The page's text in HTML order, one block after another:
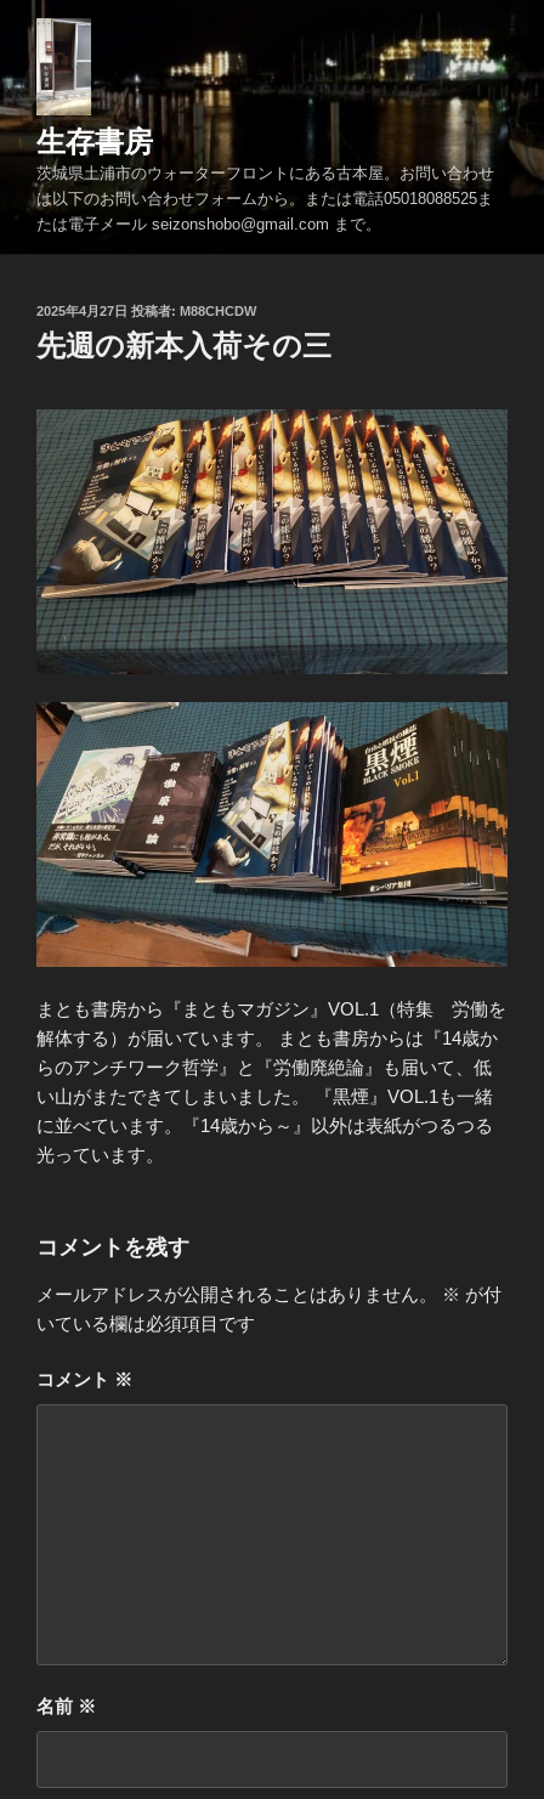
ン
ツ
生存書房
茨城県土浦市のウォーターフロントにある古本屋。お問い合わせ
は以下のお問い合わせフォームから。または電話05018088525ま
たは電子メール seizonshobo@gmail.com まで。
投
稿
日:
2025年4月27日 投稿者: M88CHCDW
先週の新本入荷その三
まとも書房から『まともマガジン』VOL.1（特集 労働を
解体する）が届いています。 まとも書房からは『14歳か
らのアンチワーク哲学』と『労働廃絶論』も届いて、低
い山がまたできてしまいました。 『黒煙』VOL.1も一緒
に並べています。『14歳から～』以外は表紙がつるつる
光っています。
コメントを残す
メールアドレスが公開されることはありません。 ※ が付
いている欄は必須項目です
コメント ※
名前 ※